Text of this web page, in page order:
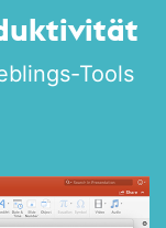
Tools